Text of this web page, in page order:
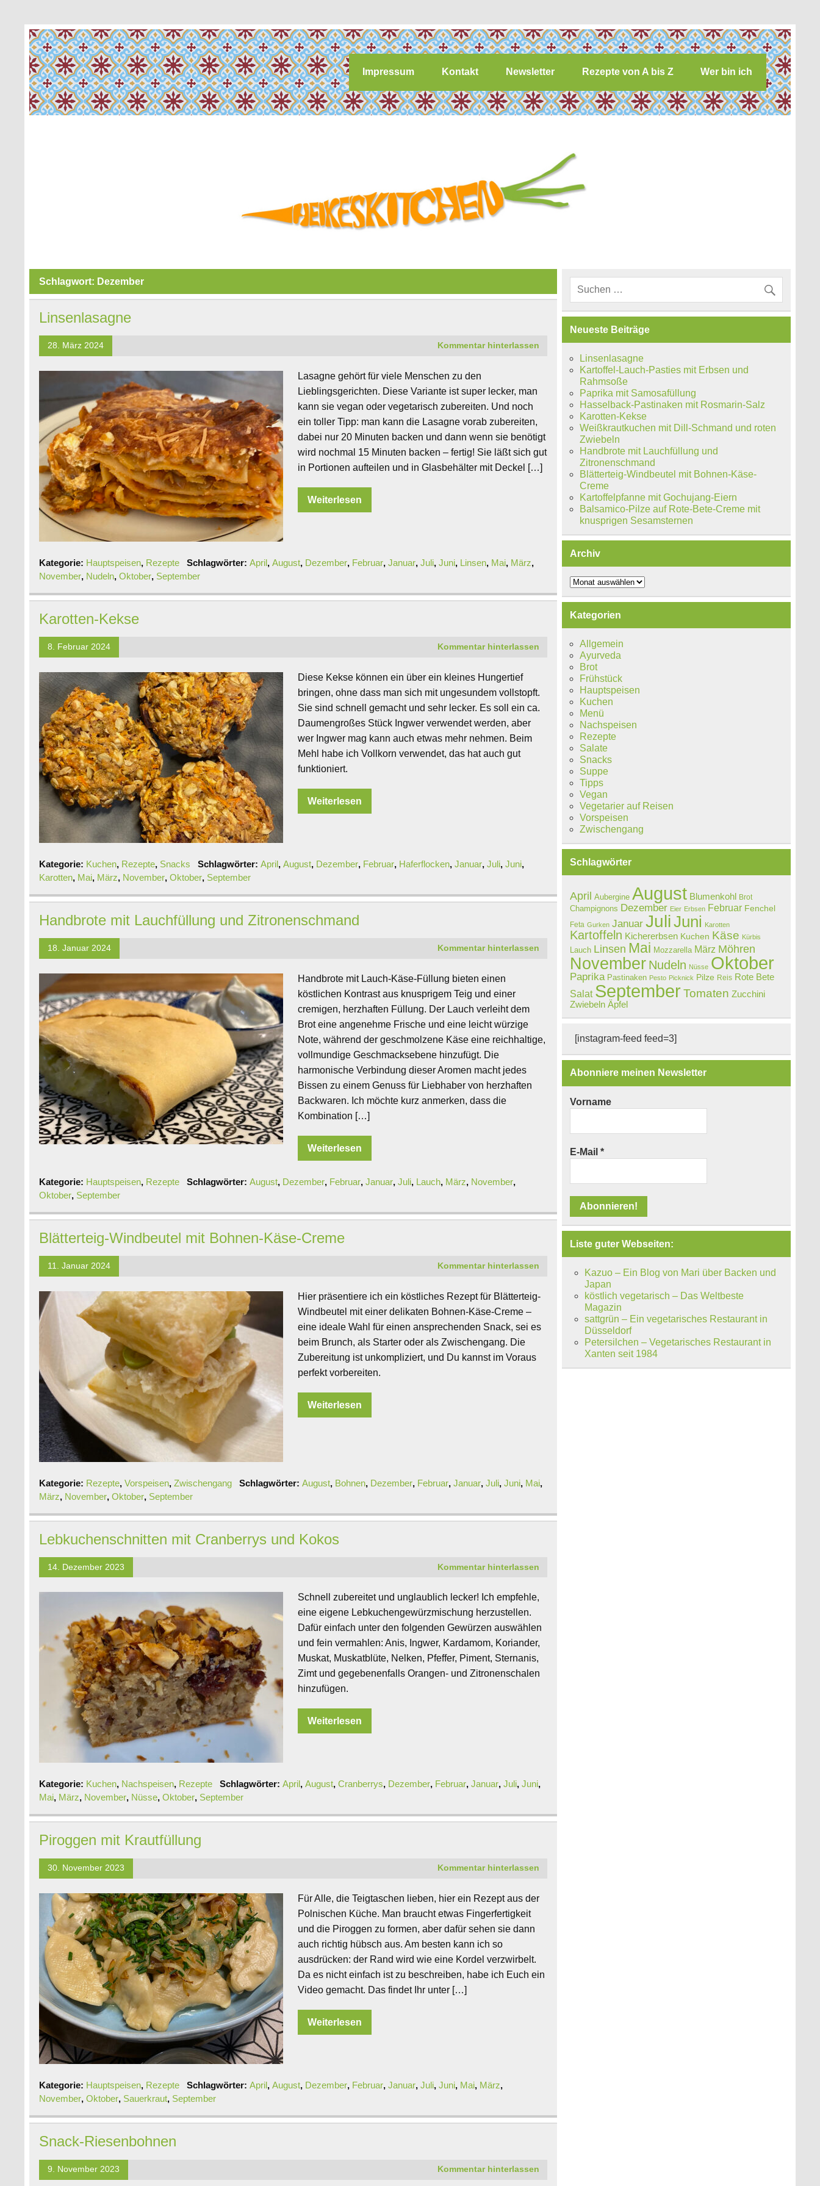
Impressum Kontakt Newsletter Rezepte von A bis Z Wer bin ich
Schlagwort: Dezember
Linsenlasagne
28. März 2024 Kommentar hinterlassen
Lasagne gehört für viele Menschen zu den
Lieblingsgerichten. Diese Variante ist super lecker, man
kann sie vegan oder vegetarisch zubereiten. Und noch
ein toller Tipp: man kann die Lasagne vorab zubereiten,
dabei nur 20 Minuten backen und dann wenn sie benötigt
wird nochmal 15 Minuten backen – fertig! Sie läßt sich gut
in Portionen aufteilen und in Glasbehälter mit Deckel […]
Weiterlesen
Kategorie: Hauptspeisen, Rezepte Schlagwörter: April, August, Dezember, Februar, Januar, Juli, Juni, Linsen, Mai, März,
November, Nudeln,Oktober, September
Karotten-Kekse
8. Februar 2024 Kommentar hinterlassen
Diese Kekse können ein über ein kleines Hungertief
bringen, ohne dass man sich mit ungesundem vollstopft.
Sie sind schnell gemacht und sehr lecker. Es soll ein ca.
Daumengroßes Stück Ingwer verwendet werden, aber
wer Ingwer mag kann auch etwas mehr nehmen. Beim
Mehl habe ich Vollkorn verwendet, das hat auch gut
funktioniert.
Weiterlesen
Kategorie: Kuchen, Rezepte, Snacks Schlagwörter: April, August, Dezember, Februar, Haferflocken, Januar, Juli, Juni,
Karotten, Mai, März, November,Oktober, September
Handbrote mit Lauchfüllung und Zitronenschmand
18. Januar 2024 Kommentar hinterlassen
Handbrote mit Lauch-Käse-Füllung bieten einen
köstlichen Kontrast aus knusprigem Teig und einer
cremigen, herzhaften Füllung. Der Lauch verleiht dem
Brot eine angenehme Frische und eine leicht würzige
Note, während der geschmolzene Käse eine reichhaltige,
vollmundige Geschmacksebene hinzufügt. Die
harmonische Verbindung dieser Aromen macht jedes
Bissen zu einem Genuss für Liebhaber von herzhaften
Backwaren. Ich möchte kurz anmerken, dass die
Kombination […]
Weiterlesen
Kategorie: Hauptspeisen, Rezepte Schlagwörter: August, Dezember, Februar, Januar, Juli, Lauch, März, November,
Oktober, September
Blätterteig-Windbeutel mit Bohnen-Käse-Creme
11. Januar 2024 Kommentar hinterlassen
Hier präsentiere ich ein köstliches Rezept für Blätterteig-
Windbeutel mit einer delikaten Bohnen-Käse-Creme –
eine ideale Wahl für einen ansprechenden Snack, sei es
beim Brunch, als Starter oder als Zwischengang. Die
Zubereitung ist unkompliziert, und Du kannst im Voraus
perfekt vorbereiten.
Weiterlesen
Kategorie: Rezepte,Vorspeisen,Zwischengang Schlagwörter: August, Bohnen, Dezember, Februar, Januar, Juli, Juni, Mai,
März, November,Oktober, September
Lebkuchenschnitten mit Cranberrys und Kokos
14. Dezember 2023 Kommentar hinterlassen
Schnell zubereitet und unglaublich lecker! Ich empfehle,
eine eigene Lebkuchengewürzmischung herzustellen.
Dafür einfach unter den folgenden Gewürzen auswählen
und fein vermahlen: Anis, Ingwer, Kardamom, Koriander,
Muskat, Muskatblüte, Nelken, Pfeffer, Piment, Sternanis,
Zimt und gegebenenfalls Orangen- und Zitronenschalen
hinzufügen.
Weiterlesen
Kategorie: Kuchen, Nachspeisen, Rezepte Schlagwörter: April, August, Cranberrys, Dezember, Februar, Januar, Juli, Juni,
Mai, März, November, Nüsse,Oktober, September
Piroggen mit Krautfüllung
30. November 2023 Kommentar hinterlassen
Für Alle, die Teigtaschen lieben, hier ein Rezept aus der
Polnischen Küche. Man braucht etwas Fingerfertigkeit
und die Piroggen zu formen, aber dafür sehen sie dann
auch richtig hübsch aus. Am besten kann ich so
ausdrücken: der Rand wird wie eine Kordel verzwirbelt.
Da es nicht einfach ist zu beschreiben, habe ich Euch ein
Video gemacht. Das findet Ihr unter […]
Weiterlesen
Kategorie: Hauptspeisen, Rezepte Schlagwörter: April, August, Dezember, Februar, Januar, Juli, Juni, Mai, März,
November,Oktober, Sauerkraut, September
Snack-Riesenbohnen
9. November 2023 Kommentar hinterlassen
Neueste Beiträge
Linsenlasagne
Kartoffel-Lauch-Pasties mit Erbsen und
Rahmsoße
Paprika mit Samosafüllung
Hasselback-Pastinaken mit Rosmarin-Salz
Karotten-Kekse
Weißkrautkuchen mit Dill-Schmand und roten
Zwiebeln
Handbrote mit Lauchfüllung und
Zitronenschmand
Blätterteig-Windbeutel mit Bohnen-Käse-
Creme
Kartoffelpfanne mit Gochujang-Eiern
Balsamico-Pilze auf Rote-Bete-Creme mit
knusprigen Sesamsternen
Archiv
Archiv
Kategorien
Allgemein
Ayurveda
Brot
Frühstück
Hauptspeisen
Kuchen
Menü
Nachspeisen
Rezepte
Salate
Snacks
Suppe
Tipps
Vegan
Vegetarier auf Reisen
Vorspeisen
Zwischengang
Schlagwörter
April Aubergine August Blumenkohl Brot
Champignons Dezember Eier Erbsen Februar Fenchel
Feta Gurken Januar JuliJuni Karotten
Kartoffeln Kichererbsen Kuchen Käse Kürbis
Lauch Linsen Mai Mozzarella März Möhren
November Nudeln Nüsse Oktober
Paprika Pastinaken Pesto Picknick Pilze Reis Rote Bete
Salat September Tomaten Zucchini
Zwiebeln Äpfel
[instagram-feed feed=3]
Abonniere meinen Newsletter
Vorname
E-Mail*
Liste guter Webseiten:
Kazuo – Ein Blog von Mari über Backen und
Japan
köstlich vegetarisch – Das Weltbeste
Magazin
sattgrün – Ein vegetarisches Restaurant in
Düsseldorf
Petersilchen – Vegetarisches Restaurant in
Xanten seit 1984